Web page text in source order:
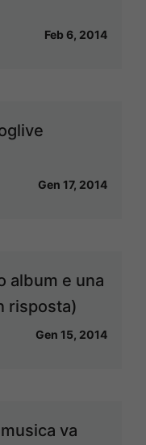
Feb 6, 2014
Gen 17, 2014
album e una
risposta)
Gen 15, 2014
va